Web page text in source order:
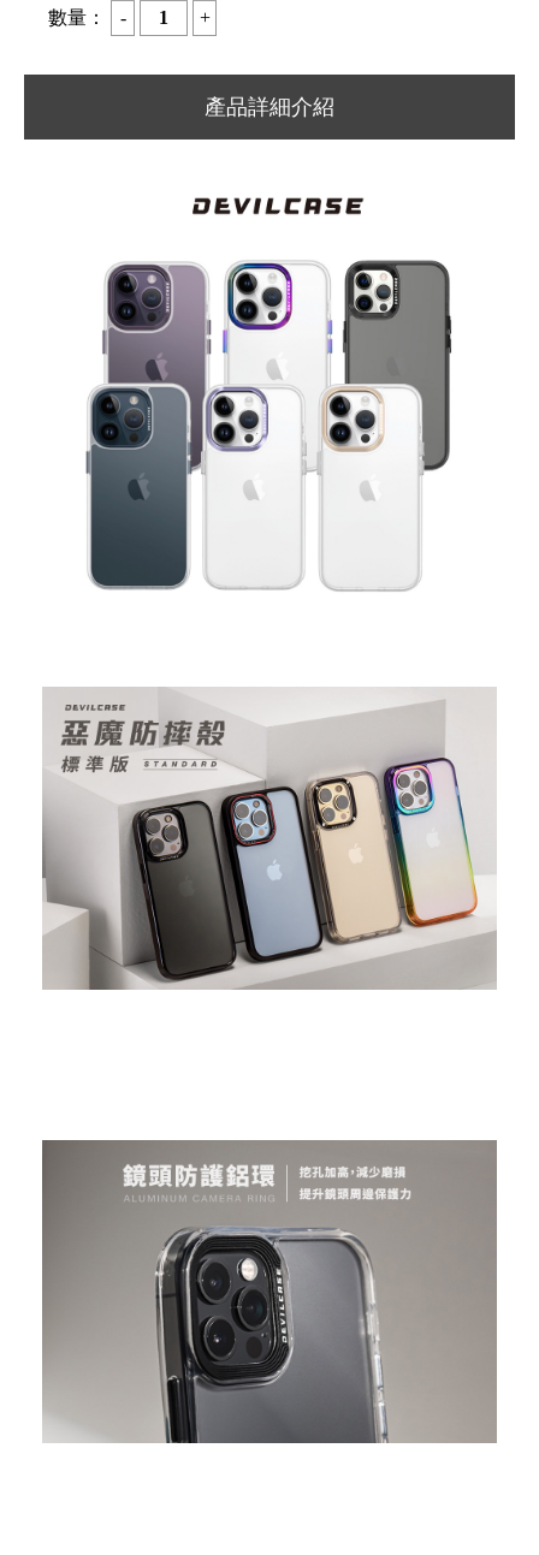
數量：
產品詳細介紹